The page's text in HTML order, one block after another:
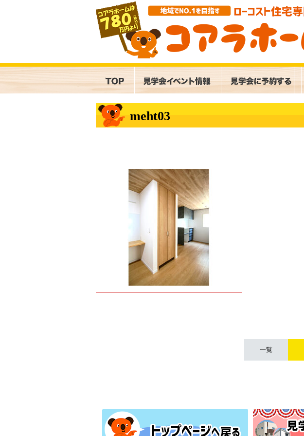
meht03
一覧